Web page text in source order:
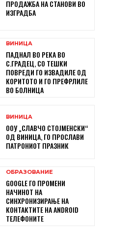
ПРОДАЖБА НА СТАНОВИ ВО
ИЗГРАДБА
ВИНИЦА
ПАДНАЛ ВО РЕКА ВО
С.ГРАДЕЦ, СО ТЕШКИ
ПОВРЕДИ ГО ИЗВАДИЛЕ ОД
КОРИТОТО И ГО ПРЕФРЛИЛЕ
ВО БОЛНИЦА
ВИНИЦА
ООУ „СЛАВЧО СТОЈМЕНСКИ“
ОД ВИНИЦА, ГО ПРОСЛАВИ
ПАТРОНИОТ ПРАЗНИК
ОБРАЗОВАНИЕ
GOOGLE ГО ПРОМЕНИ
НАЧИНОТ НА
СИНХРОНИЗИРАЊЕ НА
КОНТАКТИТЕ НА ANDROID
ТЕЛЕФОНИТЕ